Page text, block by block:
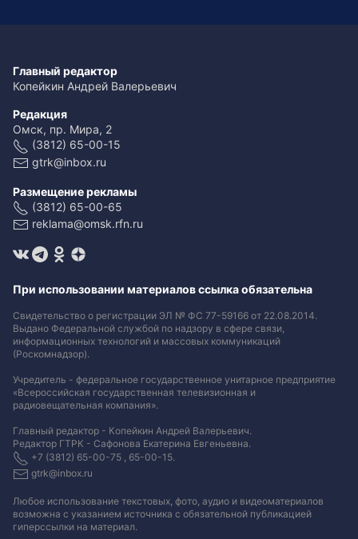
Главный редактор
Копейкин Андрей Валерьевич
Редакция
Омск, пр. Мира, 2
(3812) 65-00-15
gtrk@inbox.ru
Размещение рекламы
(3812) 65-00-65
reklama@omsk.rfn.ru
При использовании материалов ссылка обязательна
Свидетельство о регистрации ЭЛ № ФС 77-59166 от 22.08.2014.
Выдано Федеральной службой по надзору в сфере связи,
информационных технологий и массовых коммуникаций
(Роскомнадзор).
Учредитель - федеральное государственное унитарное предприятие
«Всероссийская государственная телевизионная и
радиовещательная компания».
Главный редактор - Копейкин Андрей Валерьевич.
Редактор ГТРК - Сафонова Екатерина Евгеньевна.
+7 (3812) 65-00-75 , 65-00-15.
gtrk@inbox.ru
Любое использование текстовых, фото, аудио и видеоматериалов
возможна с указанием источника с обязательной публикацией
гиперссылки на материал.